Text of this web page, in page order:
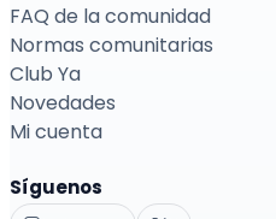
FAQ de la comunidad
Normas comunitarias
Club Ya
Novedades
Mi cuenta
Síguenos